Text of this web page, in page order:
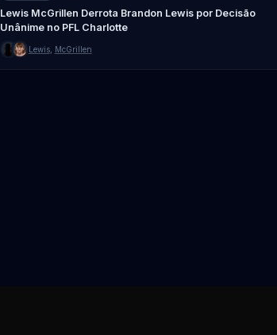
Lewis McGrillen Derrota Brandon Lewis por Decisão
Unânime no PFL Charlotte
Lewis, McGrillen